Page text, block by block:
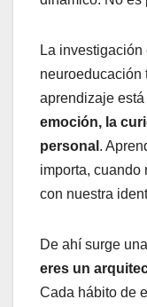
La
neuroeducación
aprendizaje
emoción, la
personal .
importa, cuando
con nuestra
De ahí surge
eres un
Cada hábito de